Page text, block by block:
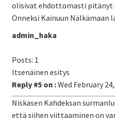
olisivat ehdottomasti pitänyt
Onneksi Kainuun Nälkämaan
admin_haka
Posts: 1
Itsenäinen esitys
Reply #5 on :Wed February
Niskasen Kahdeksan
että siihen viittaaminen on